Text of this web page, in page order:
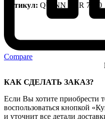
Compare
Артикул: QUINN VAR 7500
КАК СДЕЛАТЬ ЗАКАЗ?
Если Вы хотите приобрести
воспользоваться кнопкой
и уточнит все детали